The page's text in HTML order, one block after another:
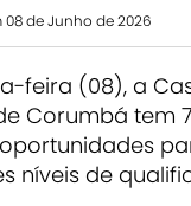
08 de Junho de 2026
feira (08), a
Corumbá tem
níveis de